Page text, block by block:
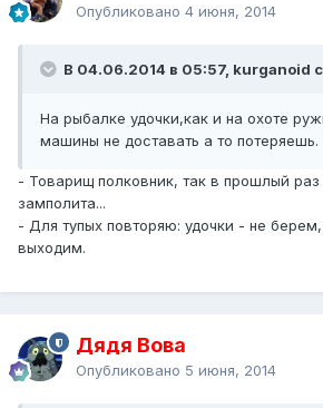
Опубликовано 4 июня, 2014
В 04.06.2014 в 05:57, kurganoid
На рыбалке удочки,как и на охоте
машины не доставать а то потеряешь.
- Товарищ полковник, так в прошлый раз
замполита...
- Для тупых повторяю: удочки - не
выходим.
Дядя Вова
Опубликовано 5 июня, 2014